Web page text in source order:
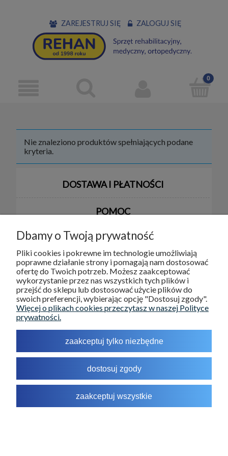
ZAREJESTRUJ SIĘ ZALOGUJ SIĘ
Nie znaleziono produktów spełniających podane
kryteria.
DOSTAWA I PŁATNOŚCI
POMOC
INFORMACJE
O NAS
MOJE KONTO
Sklep internetowy Shoper.pl
Dbamy o Twoją prywatność
Pliki cookies i pokrewne im technologie umożliwiają
poprawne działanie strony i pomagają nam dostosować
ofertę do Twoich potrzeb. Możesz zaakceptować
wykorzystanie przez nas wszystkich tych plików i
przejść do sklepu lub dostosować użycie plików do
swoich preferencji, wybierając opcję "Dostosuj zgody".
Więcej o plikach cookies przeczytasz w naszej Polityce
prywatności.
zaakceptuj tylko niezbędne
dostosuj zgody
zaakceptuj wszystkie